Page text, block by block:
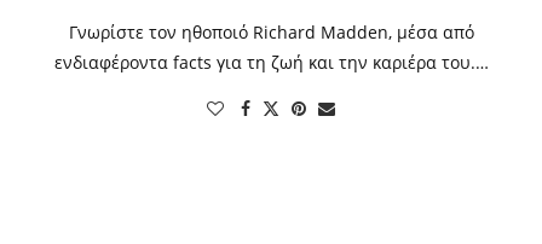
Γνωρίστε τον ηθοποιό Richard Madden, μέσα από
ενδιαφέροντα facts για τη ζωή και την καριέρα του.…